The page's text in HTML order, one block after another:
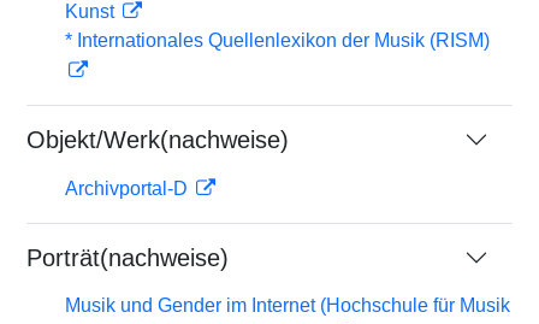
Kunst
* Internationales Quellenlexikon der Musik (RISM)
Objekt/Werk(nachweise)
Archivportal-D
Porträt(nachweise)
Musik und Gender im Internet (Hochschule für Musik